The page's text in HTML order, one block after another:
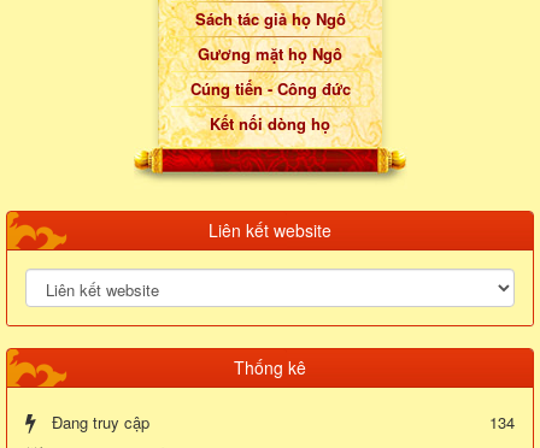
Sách tác giả họ Ngô
Gương mặt họ Ngô
Cúng tiến - Công đức
Kết nối dòng họ
Liên kết website
Thống kê
Đang truy cập
134